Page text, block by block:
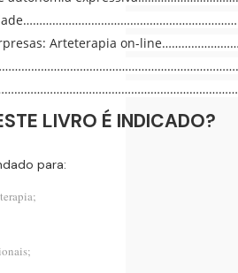
Arteterapia on-
LIVRO É INDICADO?
para: